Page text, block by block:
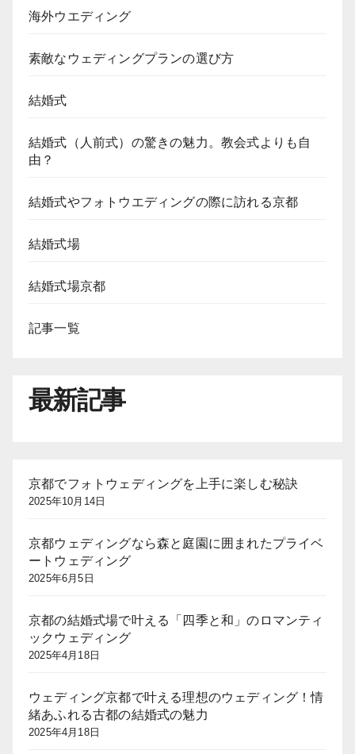
海外ウエディング
素敵なウェディングプランの選び方
結婚式
結婚式（人前式）の驚きの魅力。教会式よりも自
由？
結婚式やフォトウエディングの際に訪れる京都
結婚式場
結婚式場京都
記事一覧
最新記事
京都でフォトウェディングを上手に楽しむ秘訣
2025年10月14日
京都ウェディングなら森と庭園に囲まれたプライベ
ートウェディング
2025年6月5日
京都の結婚式場で叶える「四季と和」のロマンティ
ックウェディング
2025年4月18日
ウェディング京都で叶える理想のウェディング！情
緒あふれる古都の結婚式の魅力
2025年4月18日